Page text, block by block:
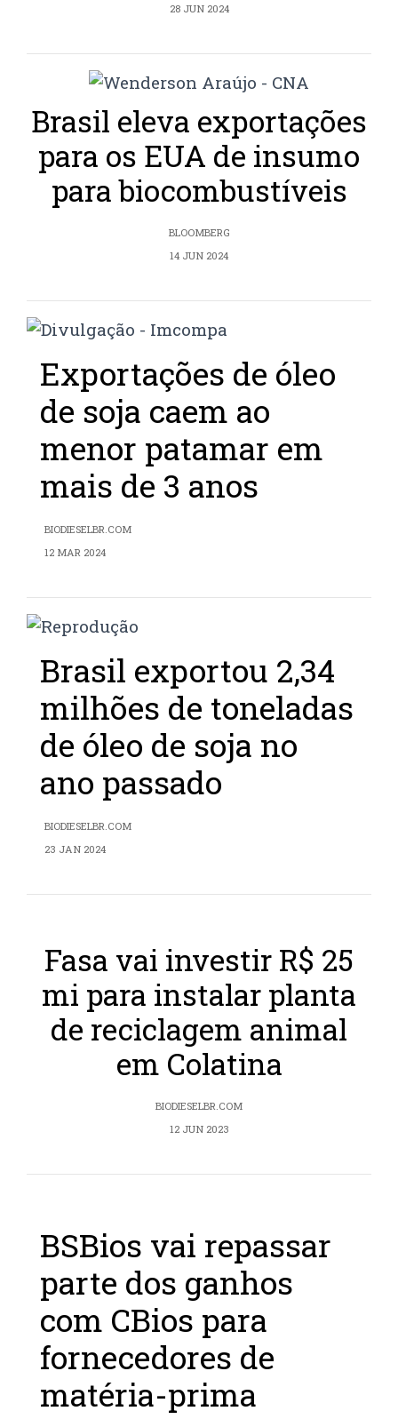
28 JUN 2024
Brasil eleva exportações
para os EUA de insumo
para biocombustíveis
BLOOMBERG
14 JUN 2024
Exportações de óleo
de soja caem ao
menor patamar em
mais de 3 anos
BIODIESELBR.COM
12 MAR 2024
Brasil exportou 2,34
milhões de toneladas
de óleo de soja no
ano passado
BIODIESELBR.COM
23 JAN 2024
Fasa vai investir R$ 25
mi para instalar planta
de reciclagem animal
em Colatina
BIODIESELBR.COM
12 JUN 2023
BSBios vai repassar
parte dos ganhos
com CBios para
fornecedores de
matéria-prima